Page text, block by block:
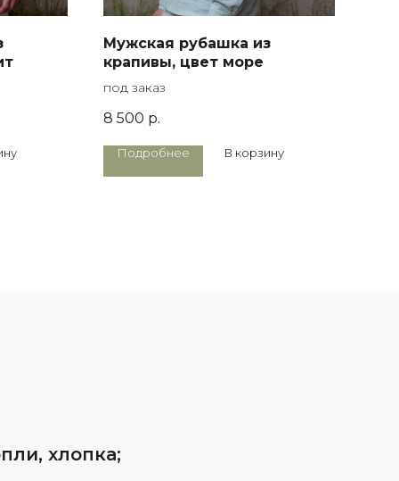
Мужская рубашка из
крапивы, цвет море
под заказ
8 500 р.
Подробнее В корзину
хлопка;